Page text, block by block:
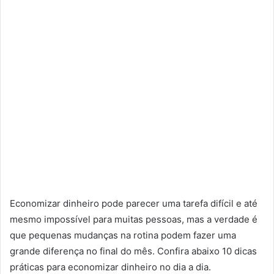
Economizar dinheiro pode parecer uma tarefa difícil e até
mesmo impossível para muitas pessoas, mas a verdade é
que pequenas mudanças na rotina podem fazer uma
grande diferença no final do mês. Confira abaixo 10 dicas
práticas para economizar dinheiro no dia a dia.